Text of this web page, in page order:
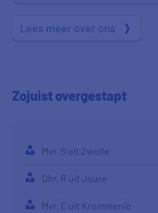
Lees meer over ons
Zojuistovergestapt
Mvr. S uit Zwolle
Dhr. R uit Joure
Mvr. E uit Krommenie